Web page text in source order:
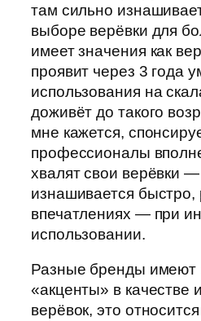
там сильно
выборе верёвки для
имеет значения как
проявит через 3 года
использования на
доживёт до такого
мне кажется,
профессионалы
хвалят свои верёвки
изнашивается быстро,
впечатлениях — при
использовании.
Разные бренды имеют
«акценты» в качестве
верёвок, это